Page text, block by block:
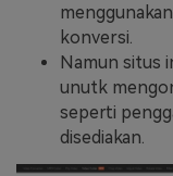
konversi.
Namun situs
unutk
seperti
disediakan.